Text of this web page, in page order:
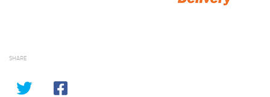
SHARE